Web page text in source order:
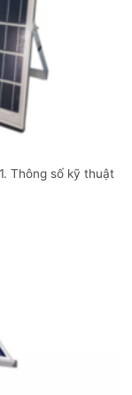
Thông số kỹ thuật